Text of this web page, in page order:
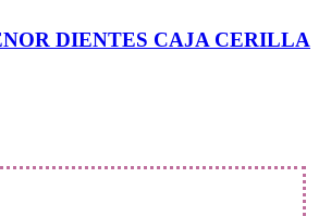
DIENTES CAJA CERILLA